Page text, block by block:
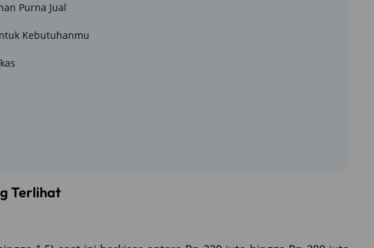
Purna Jual
Kebutuhanmu
Terlihat